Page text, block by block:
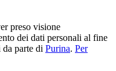
preso visione
dei dati personali al fine
parte di Purina. Per